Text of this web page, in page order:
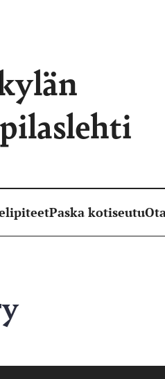
Paska kotiseutu